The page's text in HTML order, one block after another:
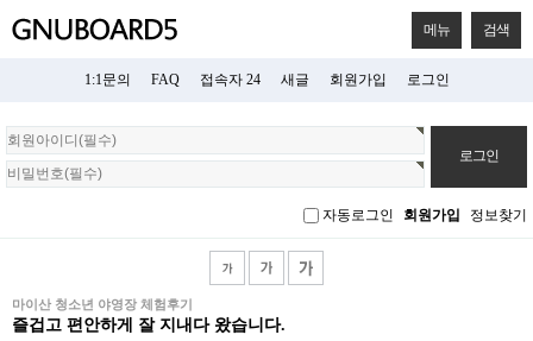
메뉴 검색
1:1문의 FAQ 접속자 24 새글 회원가입 로그인
회
원
로
자동로그인 회원가입 정보찾기
마이산 청소년 야영장 체험후기
즐겁고 편안하게 잘 지내다 왔습니다.